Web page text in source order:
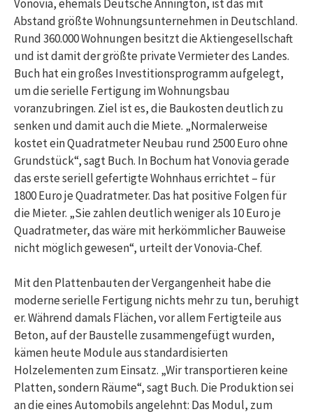
Vonovia, ehemals Deutsche Annington, ist das mit
Abstand größte Wohnungsunternehmen in Deutschland.
Rund 360.000 Wohnungen besitzt die Aktiengesellschaft
und ist damit der größte private Vermieter des Landes.
Buch hat ein großes Investitionsprogramm aufgelegt,
um die serielle Fertigung im Wohnungsbau
voranzubringen. Ziel ist es, die Baukosten deutlich zu
senken und damit auch die Miete. „Normalerweise
kostet ein Quadratmeter Neubau rund 2500 Euro ohne
Grundstück“, sagt Buch. In Bochum hat Vonovia gerade
das erste seriell gefertigte Wohnhaus errichtet – für
1800 Euro je Quadratmeter. Das hat positive Folgen für
die Mieter. „Sie zahlen deutlich weniger als 10 Euro je
Quadratmeter, das wäre mit herkömmlicher Bauweise
nicht möglich gewesen“, urteilt der Vonovia-Chef.
Mit den Plattenbauten der Vergangenheit habe die
moderne serielle Fertigung nichts mehr zu tun, beruhigt
er. Während damals Flächen, vor allem Fertigteile aus
Beton, auf der Baustelle zusammengefügt wurden,
kämen heute Module aus standardisierten
Holzelementen zum Einsatz. „Wir transportieren keine
Platten, sondern Räume“, sagt Buch. Die Produktion sei
an die eines Automobils angelehnt: Das Modul, zum